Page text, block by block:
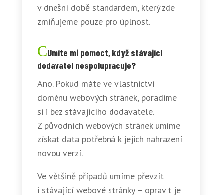
v dnešní době standardem, který zde
zmiňujeme pouze pro úplnost.
Umíte mi pomoct, když stávající
dodavatel nespolupracuje?
Ano. Pokud máte ve vlastnictví
doménu webových stránek, poradíme
si i bez stávajícího dodavatele.
Z původních webových stránek umíme
získat data potřebná k jejich nahrazení
novou verzí.
Ve většině případů umíme převzít
i stávající webové stránky – opravit je